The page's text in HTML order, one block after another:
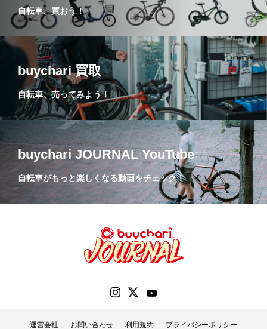
自転車、買おう！
buychari 買取
自転車、売ってみよう！
buychari JOURNAL YouTube
自転車がもっと楽しくなる動画をチェック！
運営会社 お問い合わせ 利用規約 プライバシーポリシー